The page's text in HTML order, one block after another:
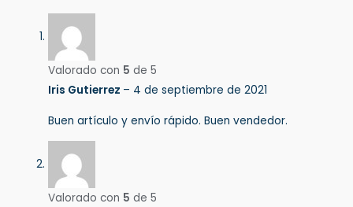
Valorado con 5 de 5
Iris Gutierrez – 4 de septiembre de 2021
Buen artículo y envío rápido. Buen vendedor.
Valorado con 5 de 5